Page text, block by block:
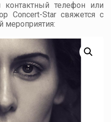
телефон или
Concert-Star свяжется с
мероприятия: